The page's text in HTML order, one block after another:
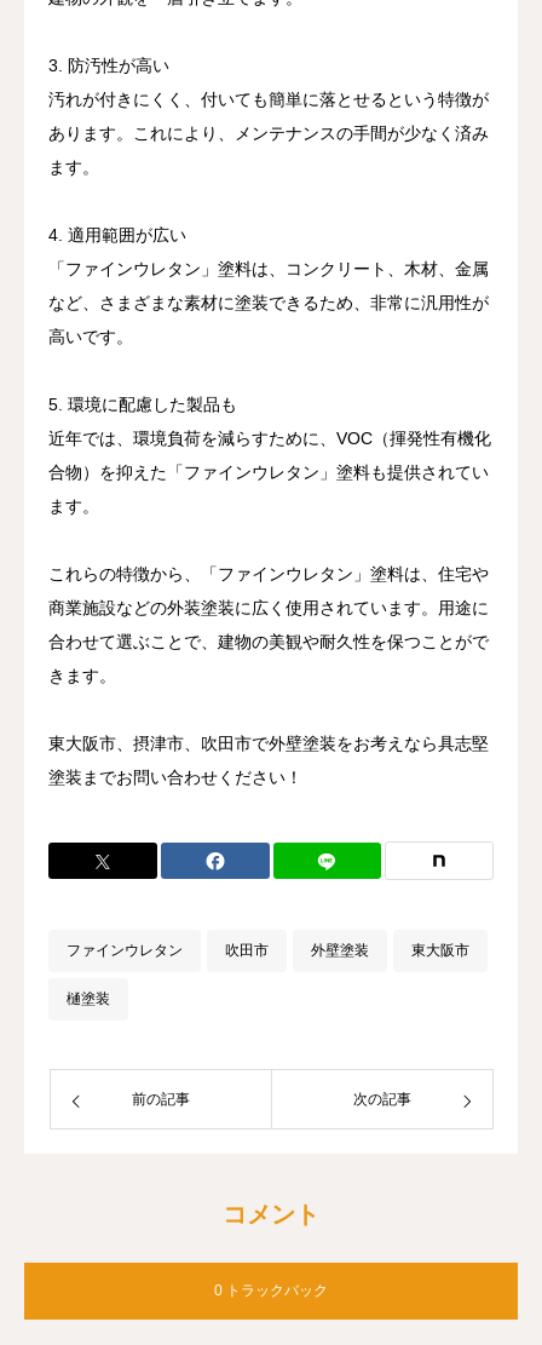
3. 防汚性が高い
汚れが付きにくく、付いても簡単に落とせるという特徴が
あります。これにより、メンテナンスの手間が少なく済み
ます。
4. 適用範囲が広い
「ファインウレタン」塗料は、コンクリート、木材、金属
など、さまざまな素材に塗装できるため、非常に汎用性が
高いです。
5. 環境に配慮した製品も
近年では、環境負荷を減らすために、VOC（揮発性有機化
合物）を抑えた「ファインウレタン」塗料も提供されてい
ます。
これらの特徴から、「ファインウレタン」塗料は、住宅や
商業施設などの外装塗装に広く使用されています。用途に
合わせて選ぶことで、建物の美観や耐久性を保つことがで
きます。
東大阪市、摂津市、吹田市で外壁塗装をお考えなら具志堅
塗装までお問い合わせください！
ファインウレタン 吹田市 外壁塗装 東大阪市
樋塗装
前の記事 次の記事
コメント
0 トラックバック